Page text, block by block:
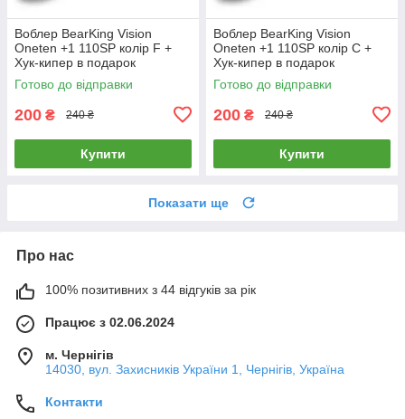
Воблер BearKing Vision
Oneten +1 110SP колір F +
Хук-кипер в подарок
Готово до відправки
200 ₴ 240 ₴
Купити
Воблер BearKing Vision
Oneten +1 110SP колір C +
Хук-кипер в подарок
Готово до відправки
200 ₴ 240 ₴
Купити
Показати ще
Про нас
100% позитивних з 44 відгуків за рік
Працює з 02.06.2024
м. Чернігів
14030, вул. Захисників України 1, Чернігів, Україна
Контакти